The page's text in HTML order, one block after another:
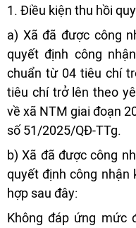
1. Điều kiện thu hồi
a) Xã đã được công
quyết định công
chuẩn từ 04 tiêu chí
tiêu chí trở lên theo
về xã NTM giai đoạn
số 51/2025/QĐ-TTg.
b) Xã đã được công
quyết định công nhận
hợp sau đây:
Không đáp ứng mức